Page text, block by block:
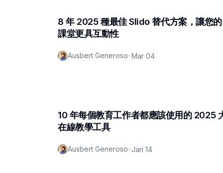
8 年 2025 種最佳 Slido 替代方案，讓您的
課堂更具互動性
Ausbert Generoso•Mar 04
10 年每個教育工作者都應該使用的 2025
在線教學工具
Ausbert Generoso•Jan 14